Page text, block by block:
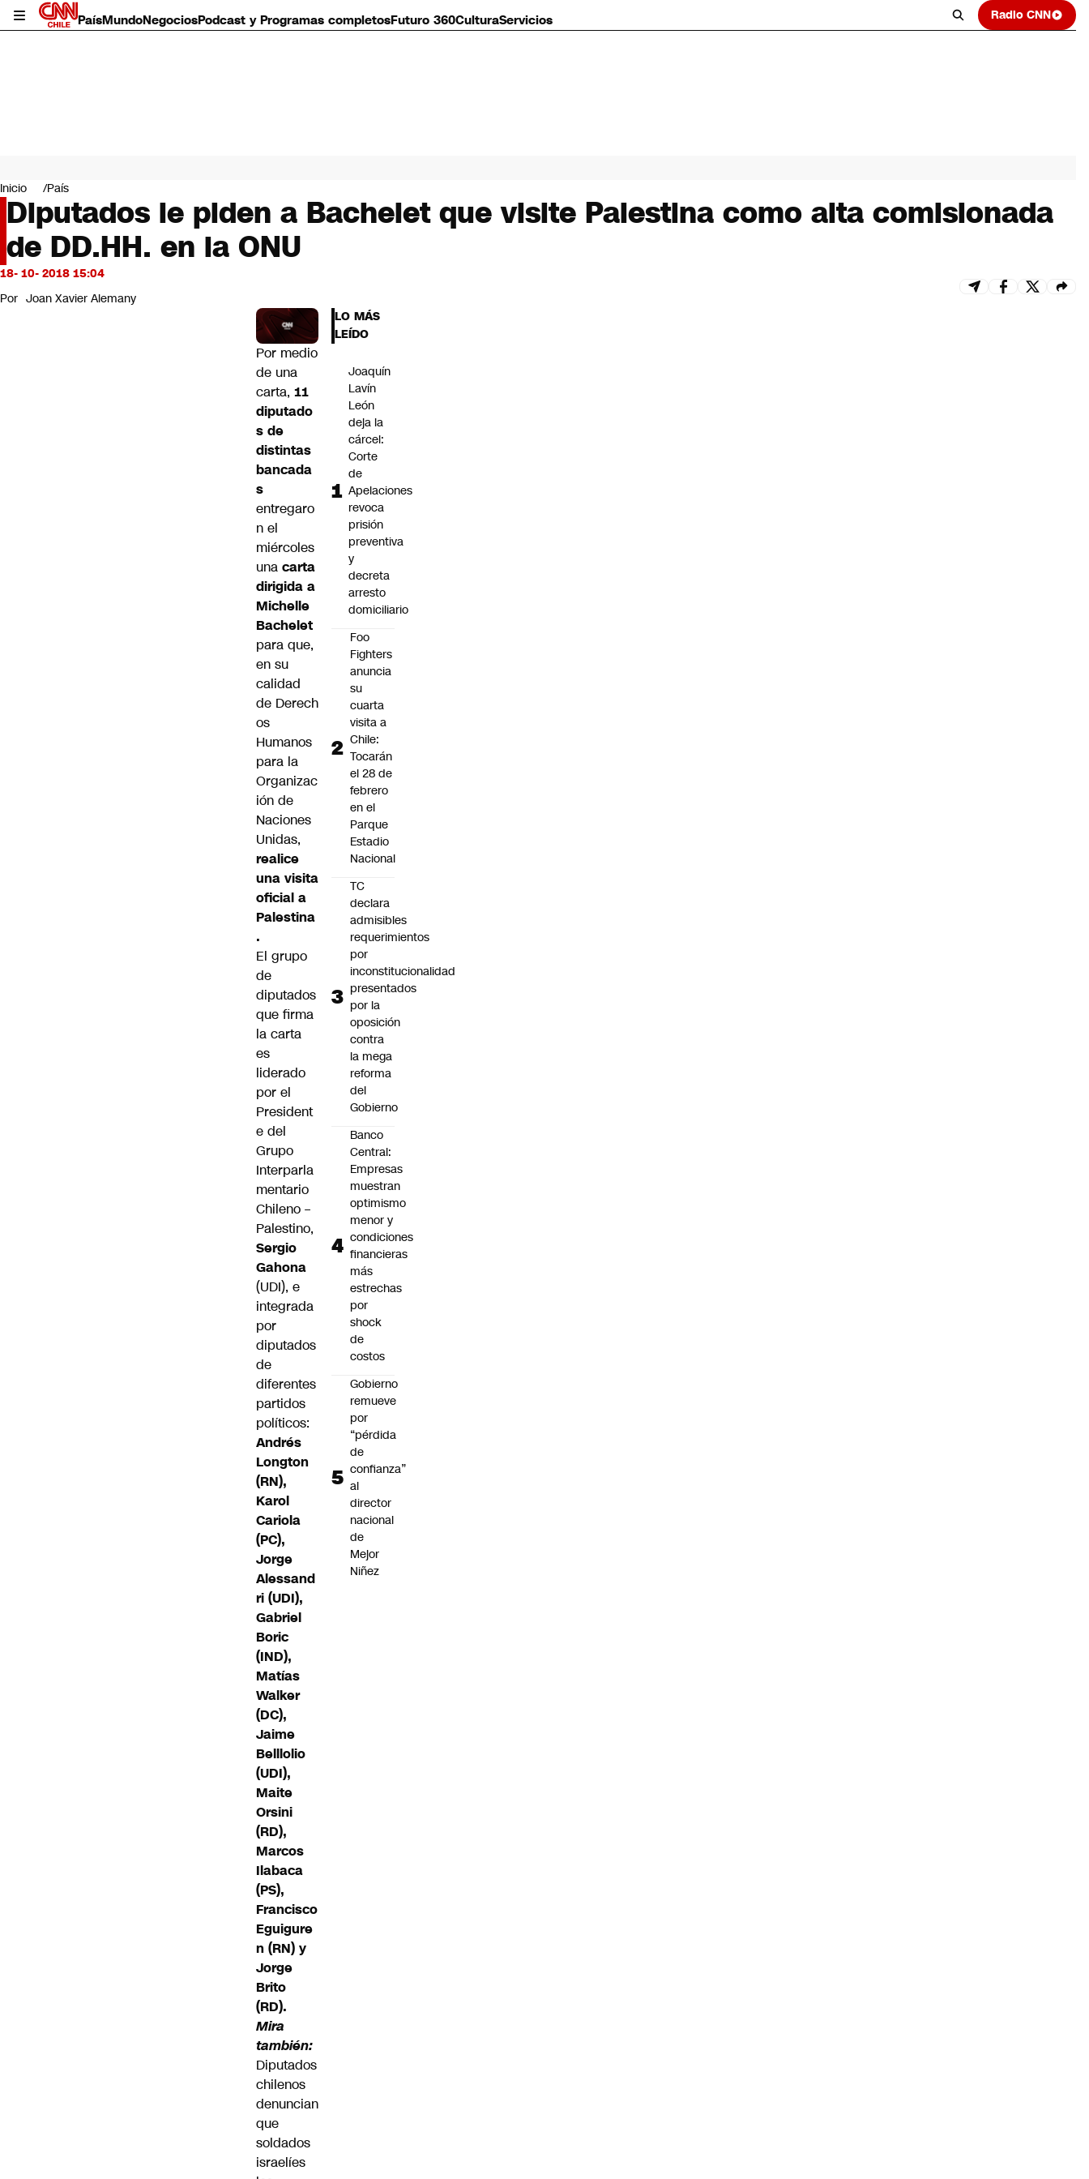
PaísMundoNegociosPodcast y Programas completosFuturo 360CulturaServicios Radio CNN
Mundo
Negocios
Deportes
Programas completos
Cultura
Servicios
Bits
CNN Data
Inicio País
Diputados le piden a Bachelet que visite Palestina como alta comisionada
de DD.HH. en la ONU
18- 10- 2018 15:04
Por Joan Xavier Alemany
Por medio
de una
carta, 11
diputado
s de
distintas
bancada
s
entregaro
n el
miércoles
una carta
dirigida a
Michelle
Bachelet
para que,
en su
calidad
de Derech
os
Humanos
para la
Organizac
ión de
Naciones
Unidas,
realice
una visita
oficial a
Palestina
.
El grupo
de
diputados
que firma
la carta
es
liderado
por el
President
e del
Grupo
Interparla
mentario
Chileno –
Palestino,
Sergio
Gahona
(UDI), e
integrada
por
diputados
de
diferentes
partidos
políticos:
Andrés
Longton
(RN),
Karol
Cariola
(PC),
Jorge
Alessand
ri (UDI),
Gabriel
Boric
(IND),
Matías
Walker
(DC),
Jaime
Belllolio
(UDI),
Maite
Orsini
(RD),
Marcos
Ilabaca
(PS),
Francisco
Eguigure
n (RN) y
Jorge
Brito
(RD).
Mira
también:
Diputados
chilenos
denuncian
que
soldados
israelíes
LO MÁS
LEÍDO
Joaquín
Lavín
León
deja la
cárcel:
Corte
de
Apelaciones
revoca
prisión
preventiva
y
decreta
arresto
domiciliario
Foo
Fighters
anuncia
su
cuarta
visita a
Chile:
Tocarán
el 28 de
febrero
en el
Parque
Estadio
Nacional
TC
declara
admisibles
requerimientos
por
inconstitucionalidad
presentados
por la
oposición
contra
la mega
reforma
del
Gobierno
Banco
Central:
Empresas
muestran
optimismo
menor y
condiciones
financieras
más
estrechas
por
shock
de
costos
Gobierno
remueve
por
“pérdida
de
confianza”
al
director
nacional
de
Mejor
Niñez